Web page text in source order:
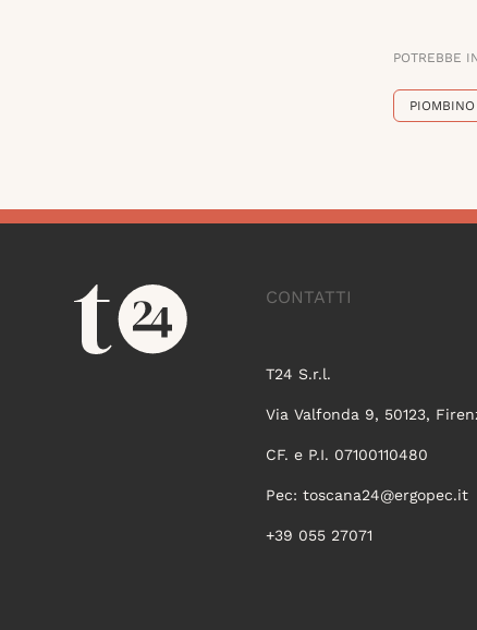
POTREBBE
PIOMBINO
CONTATTI
T24 S.r.l.
Via Valfonda 9, 50123,
CF. e P.I. 07100110480
Pec: toscana24@ergopec.it
+39 055 27071